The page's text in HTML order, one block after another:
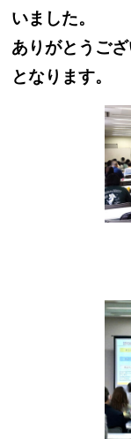
いました。
ありがとうご
となります。